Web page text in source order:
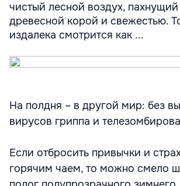
чистый лесной воздух,
древесной корой и свежестью.
издалека смотрится как ...
На полдня – в другой мир: без
вирусов гриппа и
Если отбросить привычки и
горячим чаем, то можно смело